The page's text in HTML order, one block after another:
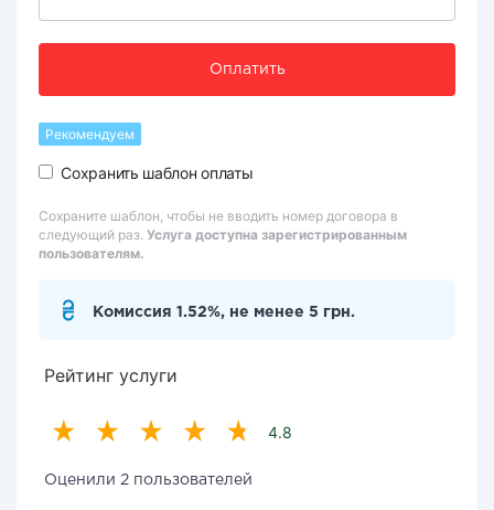
Оплатить
Рекомендуем
Сохранить шаблон оплаты
Сохраните шаблон, чтобы не вводить номер договора в
следующий раз. Услуга доступна зарегистрированным
пользователям.
Комиссия 1.52%, не менее 5 грн.
Рейтинг услуги
4.8
Оценили 2 пользователей